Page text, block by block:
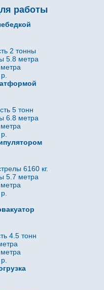
работы
2 тонны
5.8 метра
5 тонн
6.8 метра
6160 кг.
5.7 метра
4.5 тонн